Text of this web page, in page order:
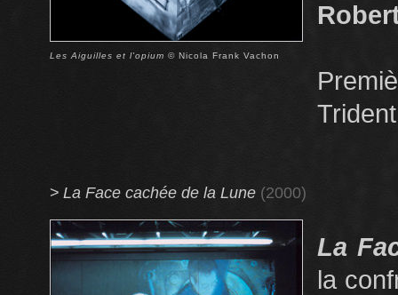
Les Aiguilles et l'opium © Nicola Frank Vachon
> La Face cachée de la Lune(2000)
La
la